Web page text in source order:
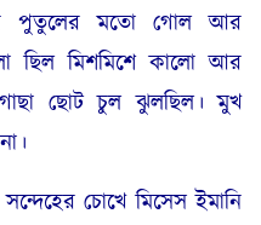
পুতুলের মতো গোল আর
ছিল মিশমিশে কালো আর
ছোট চুল ঝুলছিল। মুখ
চোখে মিসেস ইমানি